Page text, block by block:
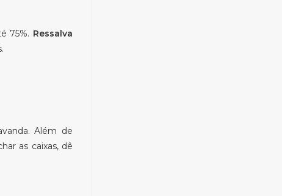
75%. Ressalva
Além de
as caixas, dê